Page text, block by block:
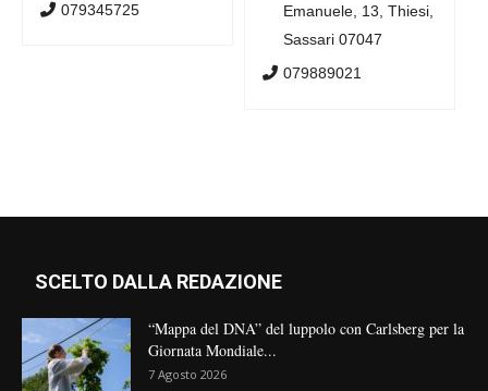
079345725
Emanuele, 13, Thiesi,
Sassari 07047
079889021
SCELTO DALLA REDAZIONE
“Mappa del DNA” del luppolo con Carlsberg per la
Giornata Mondiale...
7 Agosto 2026